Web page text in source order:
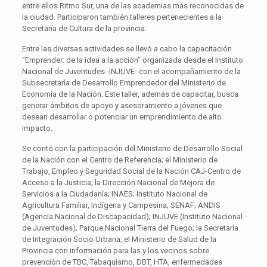
entre ellos Ritmo Sur, una de las academias más reconocidas de
la ciudad. Participaron también talleres pertenecientes a la
Secretaría de Cultura de la provincia.
Entre las diversas actividades se llevó a cabo la capacitación
“Emprender: de la idea a la acción” organizada desde el Instituto
Nacional de Juventudes -INJUVE- con el acompañamiento de la
Subsecretaría de Desarrollo Emprendedor del Ministerio de
Economía de la Nación. Este taller, además de capacitar, busca
generar ámbitos de apoyo y asesoramiento a jóvenes que
desean desarrollar o potenciar un emprendimiento de alto
impacto.
Se contó con la participación del Ministerio de Desarrollo Social
de la Nación con el Centro de Referencia; el Ministerio de
Trabajo, Empleo y Seguridad Social de la Nación CAJ-Centro de
Acceso a la Justicia; la Dirección Nacional de Mejora de
Servicios a la Ciudadanía; INAES; Instituto Nacional de
Agricultura Familiar, Indígena y Campesina; SENAF; ANDIS
(Agencia Nacional de Discapacidad); INJUVE (Instituto Nacional
de Juventudes); Parque Nacional Tierra del Fuego; la Secretaría
de Integración Socio Urbana; el Ministerio de Salud de la
Provincia con información para las y los vecinos sobre
prevención de TBC, Tabaquismo, DBT, HTA, enfermedades